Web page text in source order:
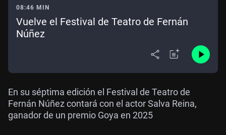
08:46 MIN
Vuelve el Festival de Teatro de Fernán
Núñez
En su séptima edición el Festival de Teatro de
Fernán Núñez contará con el actor Salva Reina,
ganador de un premio Goya en 2025